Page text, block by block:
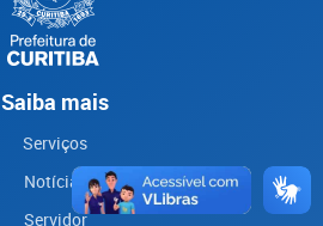
Saiba mais
Serviços
Notícias
Servidor